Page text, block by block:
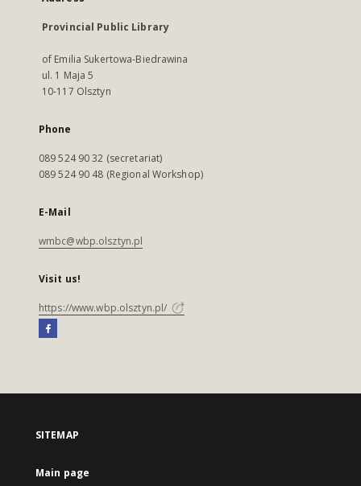
Provincial Public Library
of Emilia Sukertowa-Biedrawina
ul. 1 Maja 5
10-117 Olsztyn
Phone
089 524 90 32 (secretariat)
089 524 90 48 (Regional Workshop)
E-Mail
wmbc@wbp.olsztyn.pl
Visit us!
https://www.wbp.olsztyn.pl/
SITEMAP
Main page